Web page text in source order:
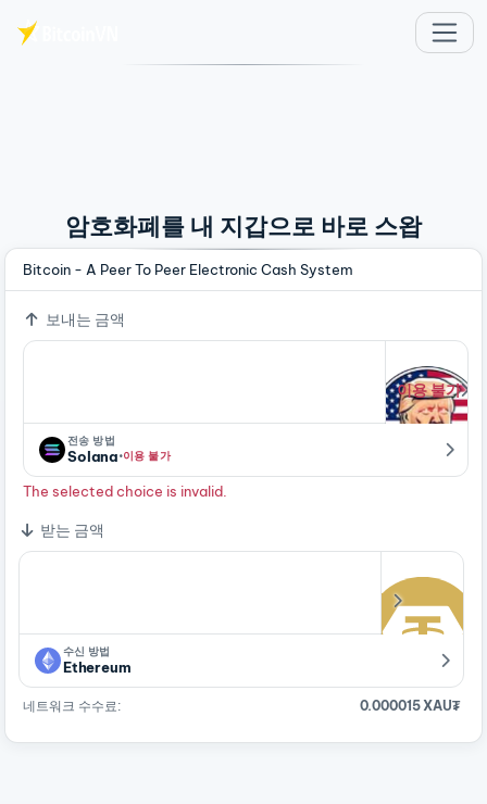
암호화폐를 내 지갑으로 바로 스왑
Bitcoin - A Peer To Peer Electronic Cash System
보내는 금액
이용 불가
전송 방법
Solana·이용 불가
The selected choice is invalid.
받는 금액
수신 방법
Ethereum
네트워크 수수료: 0.000015 XAU₮